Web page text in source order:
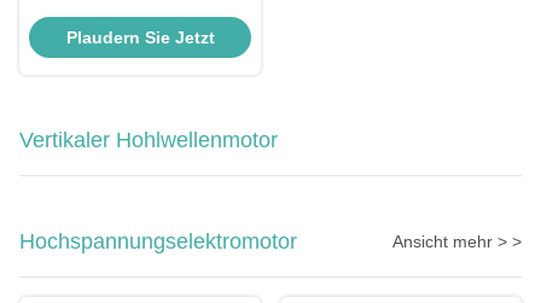
Wechselstrommotor 1/2 PS
Elastizer Basismotor
Plaudern Sie Jetzt
Vertikaler Hohlwellenmotor
Hochspannungselektromotor Ansicht mehr > >